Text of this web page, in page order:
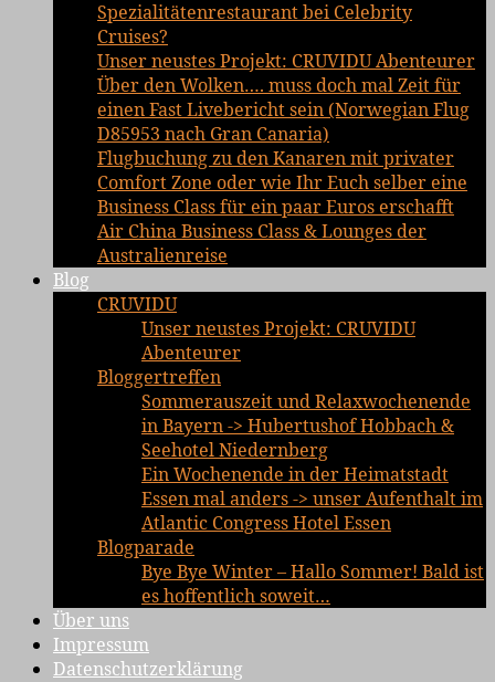
Spezialitätenrestaurant bei Celebrity
Cruises?
Unser neustes Projekt: CRUVIDU Abenteurer
Über den Wolken…. muss doch mal Zeit für
einen Fast Livebericht sein (Norwegian Flug
D85953 nach Gran Canaria)
Flugbuchung zu den Kanaren mit privater
Comfort Zone oder wie Ihr Euch selber eine
Business Class für ein paar Euros erschafft
Air China Business Class & Lounges der
Australienreise
Blog
CRUVIDU
Unser neustes Projekt: CRUVIDU
Abenteurer
Bloggertreffen
Sommerauszeit und Relaxwochenende
in Bayern -> Hubertushof Hobbach &
Seehotel Niedernberg
Ein Wochenende in der Heimatstadt
Essen mal anders -> unser Aufenthalt im
Atlantic Congress Hotel Essen
Blogparade
Bye Bye Winter – Hallo Sommer! Bald ist
es hoffentlich soweit…
Über uns
Impressum
Datenschutzerklärung